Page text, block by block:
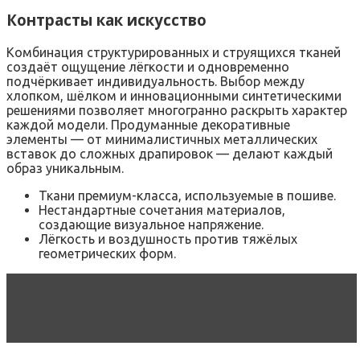
Контрасты как искусство
Комбинация структурированных и струящихся тканей
создаёт ощущение лёгкости и одновременно
подчёркивает индивидуальность. Выбор между
хлопком, шёлком и инновационными синтетическими
решениями позволяет многогранно раскрыть характер
каждой модели. Продуманные декоративные
элементы — от минималистичных металлических
вставок до сложных драпировок — делают каждый
образ уникальным.
Ткани премиум-класса, используемые в пошиве.
Нестандартные сочетания материалов,
создающие визуальное напряжение.
Лёгкость и воздушность против тяжёлых
геометрических форм.